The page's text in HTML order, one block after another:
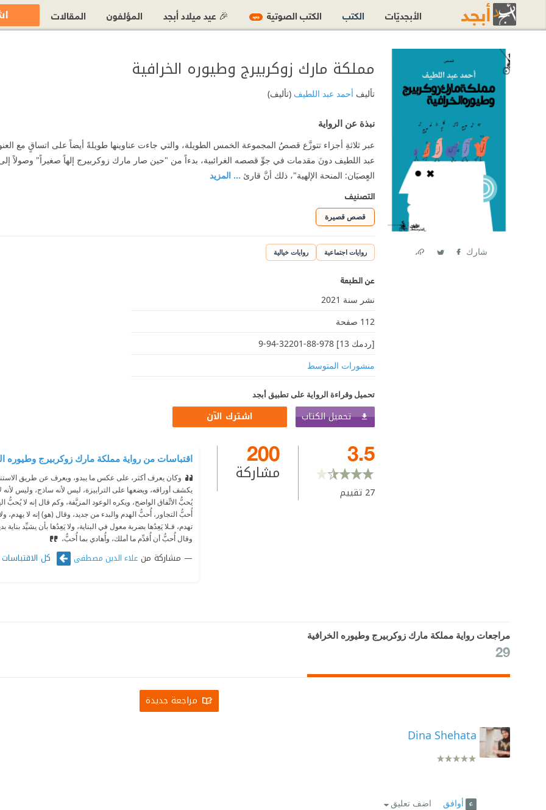
شارك
مملكة مارك زوكربيرج وطيوره الخرافية
تأليف أحمد عبد اللطيف(تأليف)
نبذة عن الرواية
عبر ثلاثةِ أجزاء تتوزَّع قصصُ المجموعة الخمس الطويلة، والتي جاءت عناوينها طويلةً أيضاً على اتساقٍ مع
عبد اللطيف دونَ مقدمات في جوِّ قصصه الغرائبية، بدءاً من "حين صار مارك زوكربيرج إلهاً صغيراً" وصولاً
العٍصيَان: المنحة الإلهية"، ذلك أنَّ قارئ ... المزيد
التصنيف
قصص قصيرة
روايات اجتماعية روايات خيالية
عن الطبعة
نشر سنة 2021
112 صفحة
[ردمك 13] 978-88-32201-94-9
منشورات المتوسط
تحميل وقراءة الرواية على تطبيق أبجد
تحميل الكتاب اشترك الآن
3.5
27 تقييم
200
مشاركة
اقتباسات من رواية مملكة مارك زوكربيرج وطيوره
وكان يعرف أكثر، على عكس ما يبدو، ويعرف عن طريق
يكشف أوراقه، ويضعها على الترابيزة، ليس لأنه ساذج، وليس لأنه
يُحبُّ الاتِّفاق الواضح، ويكره الوعود المزيَّفة، وكم قال إنه لا يُحبُّ
أُحبُّ التجاور، أُحبُّ الهدم والبدء من جديد، وقال (هو) إنه لا يهدم،
تهدم، فـلا يَعِدُها بضربة معول في البناية، ولا يَعِدُها بأن يشيِّد بناية
وقال أُحبُّ أن أُقدِّم ما أملك، وأُهادي بما أُحبُّ،
مشاركة منعلاء الدين مصطفى كل الاقتباسات
مراجعات رواية مملكة مارك زوكربيرج وطيوره الخرافية
29
مراجعة جديدة
Dina Shehata
أوافق اضف تعليق
الأبجديّات الكتب الكتب الصوتية جديد 🎉 عيد ميلاد أبجد المؤلفون المقالات